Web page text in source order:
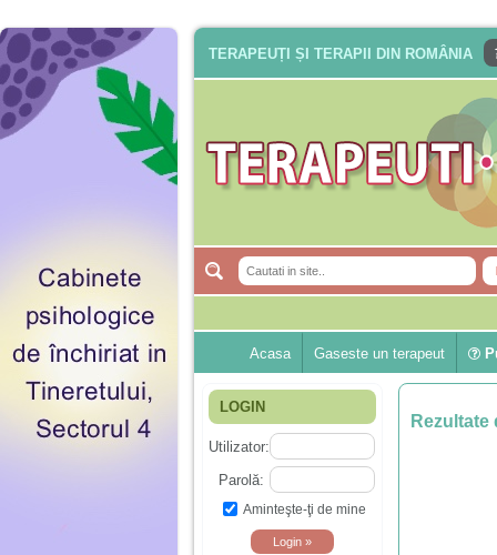
TERAPEUȚI ȘI TERAPII DIN ROMÂNIA
Acasa Gaseste un terapeut
LOGIN
Utilizator:
Parolă:
Aminteşte-ţi de mine
Rezultate